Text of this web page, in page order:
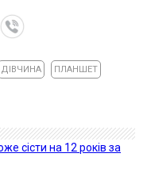
ДІВЧИНА ПЛАНШЕТ
сісти на 12 років за